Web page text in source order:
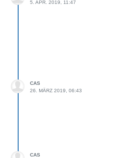
5. APR. 2019, 11:47
CAS
26. MÄRZ 2019, 06:43
CAS